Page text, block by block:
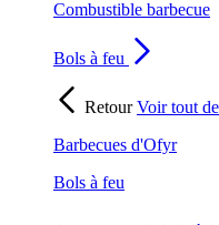
Combustible barbecue
Bols à feu
RetourVoir tout de
Barbecues d'Ofyr
Bols à feu